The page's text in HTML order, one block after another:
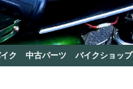
ク 中古パーツ バイクショップ